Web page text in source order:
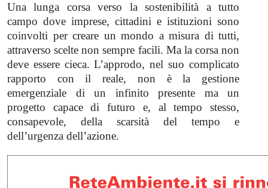
Una lunga corsa verso la sostenibilità a tutto
campo dove imprese, cittadini e istituzioni sono
coinvolti per creare un mondo a misura di tutti,
attraverso scelte non sempre facili. Ma la corsa non
deve essere cieca. L’approdo, nel suo complicato
rapporto con il reale, non è la gestione
emergenziale di un infinito presente ma un
progetto capace di futuro e, al tempo stesso,
consapevole, della scarsità del tempo e
dell’urgenza dell’azione.